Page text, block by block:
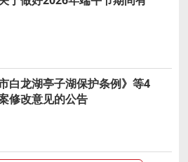
白龙湖亭子湖保护条例》等4
修改意见的公告